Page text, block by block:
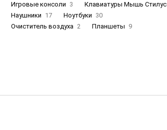
Игровые консоли 3 Клавиатуры Мышь Стилус
Наушники 17 Ноутбуки 30
Очиститель воздуха 2 Планшеты 9